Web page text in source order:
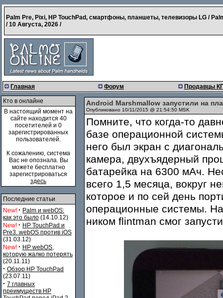
Palm Pre, Pixi, HP TouchPad, смартфоны, планшеты, телевизоры LG /
/10 Августа, 2026 /
Главная Форум Продавцы
Кто в онлайне
В настоящий момент на
сайте находится 40
посетителей и 0
зарегистрированных
пользователей.
К сожалению, система
Вас не опознала. Вы
можете бесплатно
зарегистрироваться
здесь
Последние статьи
New! · Palm и webOS:
как это было (14.10.12)
New! · HP TouchPad и
Pre3. webOS против iOS
(31.03.12)
New! · HP webOS,
которую жалко потерять
(20.11.11)
· Обзор HP TouchPad
(23.07.11)
· 7 главных
преимуществ HP
Android Marshmallow запустили на
Опубликовано 10/11/2015 @ 21:54:50 MSK
Помните, что когда-то
базе операционной
него был экран с
камера, двухъядерный
батарейка на 6300 мАч.
всего 1,5 месяца, вокруг
которое и по сей день
операционные системы.
ником flintman смог